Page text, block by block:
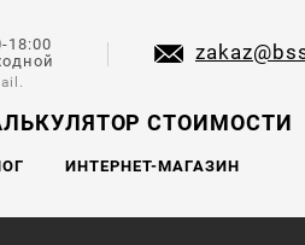
18:00
СТОИМОСТИ
ИНТЕРНЕТ-МАГАЗИН